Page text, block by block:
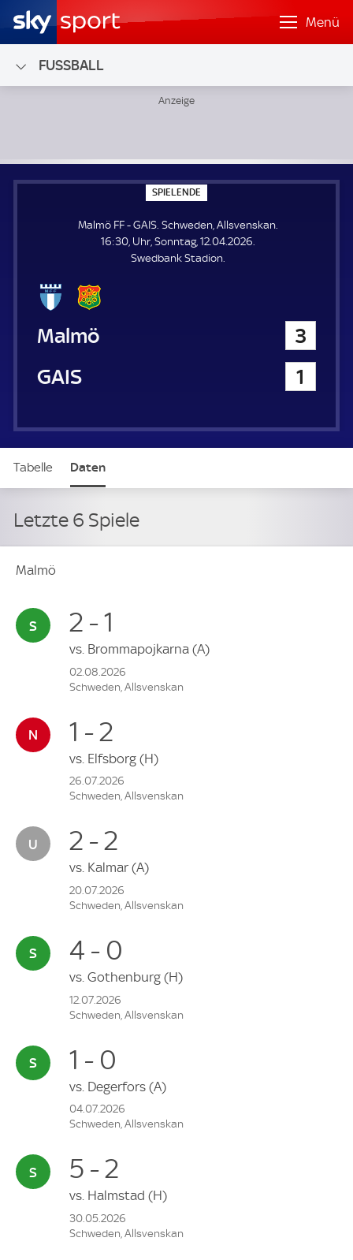
Menü
FUSSBALL
SPIELENDE
P
E
L
E
N
Malmö FF - GAIS. Schweden, Allsvenskan.
16:30, Uhr, Sonntag, 12.04.2026.
Swedbank Stadion.
Malmö FF
3
GAIS
1
Tabelle Daten
Letzte 6 Spiele
Malmö
2 - 1
vs. Brommapojkarna (A)
02.08.2026
Schweden, Allsvenskan
1 - 2
vs. Elfsborg (H)
26.07.2026
Schweden, Allsvenskan
2 - 2
vs. Kalmar (A)
20.07.2026
Schweden, Allsvenskan
4 - 0
vs. Gothenburg (H)
12.07.2026
Schweden, Allsvenskan
1 - 0
vs. Degerfors (A)
04.07.2026
Schweden, Allsvenskan
5 - 2
vs. Halmstad (H)
30.05.2026
Schweden, Allsvenskan